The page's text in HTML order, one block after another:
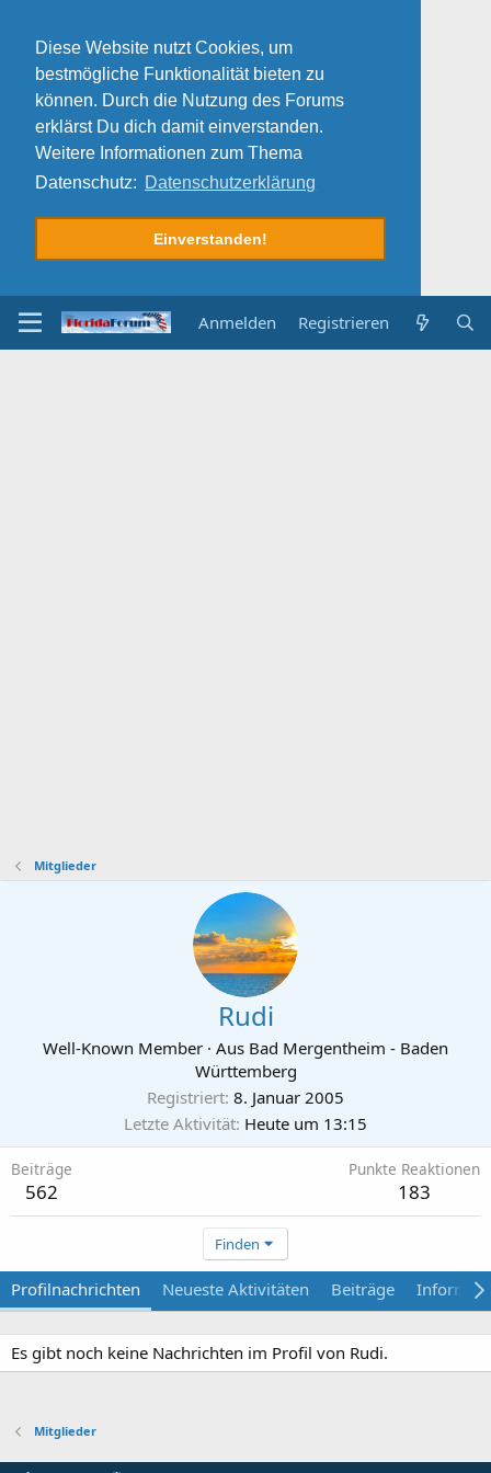
Diese Website nutzt Cookies, um
bestmögliche Funktionalität bieten zu
können. Durch die Nutzung des Forums
erklärst Du dich damit einverstanden.
Weitere Informationen zum Thema
Datenschutz: Datenschutzerklärung
Einverstanden!
Anmelden Registrieren
Mitglieder
Rudi
Well-Known Member · Aus Bad Mergentheim - Baden
Württemberg
Registriert 8. Januar 2005
Letzte Aktivität Heute um 13:15
Beiträge
562
Punkte Reaktionen
183
Finden
Profilnachrichten Neueste Aktivitäten Beiträge
Es gibt noch keine Nachrichten im Profil von Rudi.
Mitglieder